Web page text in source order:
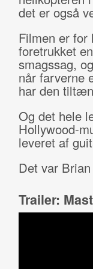
det er også
Filmen er
foretrukket
smagssag,
når farverne
har den
Og det hele
Hollywood-
leveret af
Det var
Trailer: